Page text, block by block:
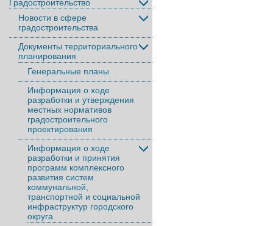
Градостроительство
Новости в сфере
градостроительства
Документы территориального
планирования
Генеральные планы
Информация о ходе
разработки и утверждения
местных нормативов
градостроительного
проектирования
Информация о ходе
разработки и принятия
программ комплексного
развития систем
коммунальной,
транспортной и социальной
инфраструктур городского
округа